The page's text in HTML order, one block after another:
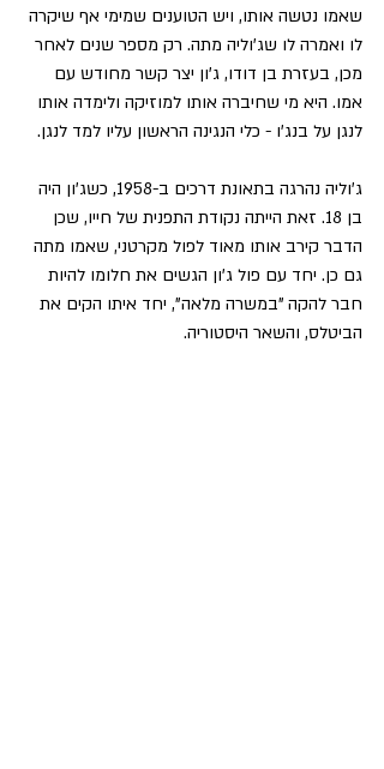
שאמו נטשה אותו, ויש הטוענים שמימי אף שיקרה
לו ואמרה לו שג'וליה מתה. רק מספר שנים לאחר
מכן, בעזרת בן דודו, ג'ון יצר קשר מחודש עם
אמו. היא מי שחיברה אותו למוזיקה ולימדה אותו
לנגן על בנג'ו - כלי הנגינה הראשון עליו למד לנגן.
ג'וליה נהרגה בתאונת דרכים ב-1958, כשג'ון היה
בן 18. זאת הייתה נקודת התפנית של חייו, שכן
הדבר קירב אותו מאוד לפול מקרטני, שאמו מתה
גם כן. יחד עם פול ג'ון הגשים את חלומו להיות
חבר להקה "במשרה מלאה", יחד איתו הקים את
הביטלס, והשאר היסטוריה.